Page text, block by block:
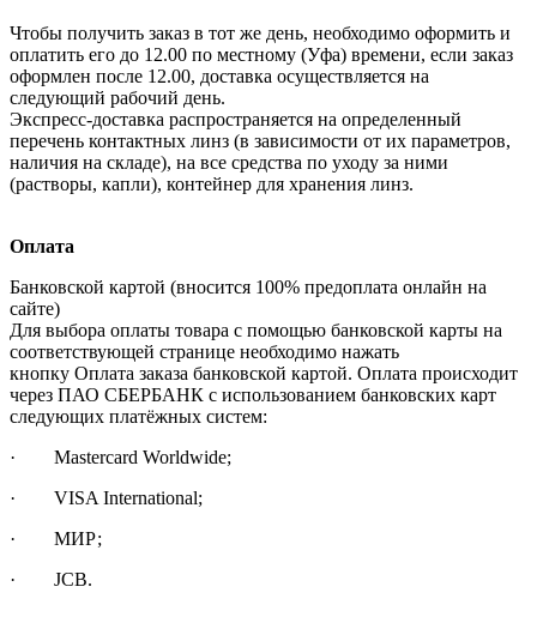
Чтобы получить заказ в тот же день, необходимо оформить и
оплатить его до 12.00 по местному (Уфа) времени, если заказ
оформлен после 12.00, доставка осуществляется на
следующий рабочий день.
Экспресс-доставка распространяется на определенный
перечень контактных линз (в зависимости от их параметров,
наличия на складе), на все средства по уходу за ними
(растворы, капли), контейнер для хранения линз.
Оплата
Банковской картой (вносится 100% предоплата онлайн на
сайте)
Для выбора оплаты товара с помощью банковской карты на
соответствующей странице необходимо нажать
кнопку Оплата заказа банковской картой. Оплата происходит
через ПАО СБЕРБАНК с использованием банковских карт
следующих платёжных систем:
· Mastercard Worldwide;
· VISA International;
· МИР;
· JCB.